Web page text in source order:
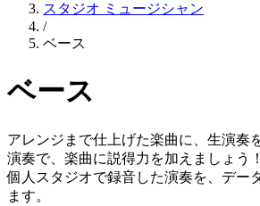
スタジオ ミュージシャン
/
ベース
ベース
アレンジまで仕上げた楽曲に、生演奏
演奏で、楽曲に説得力を加えましょう
個人スタジオで録音した演奏を、デー
ます。